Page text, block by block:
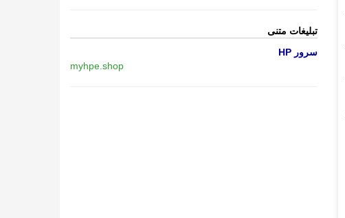
تبلیغات متنی
سرور HP
myhpe.shop